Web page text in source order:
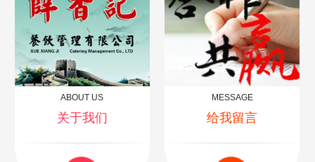
ABOUT US
关于我们
MESSAGE
给我留言